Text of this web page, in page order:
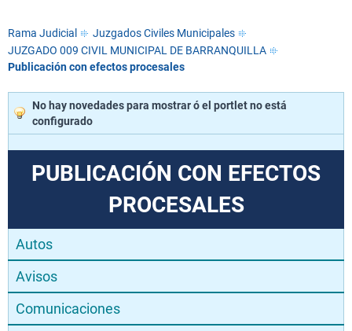
Rama Judicial
Juzgados Civiles Municipales
JUZGADO 009 CIVIL MUNICIPAL DE BARRANQUILLA
Publicación con efectos procesales
No hay novedades para mostrar ó el portlet no está
configurado
PUBLICACIÓN CON EFECTOS
PROCESALES
Autos
Avisos
Comunicaciones